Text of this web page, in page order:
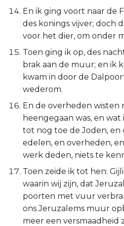
En ik ging voort naar de
des konings vijver; doch
voor het dier, om onder
Toen ging ik op, des
brak aan de muur; en ik
kwam in door de
wederom.
En de overheden wisten
heengegaan was, en
tot nog toe de Joden, en
edelen, en overheden,
werk deden, niets te
Toen zeide ik tot hen:
waarin wij zijn, dat
poorten met vuur
ons Jeruzalems muur
meer een versmaadheid